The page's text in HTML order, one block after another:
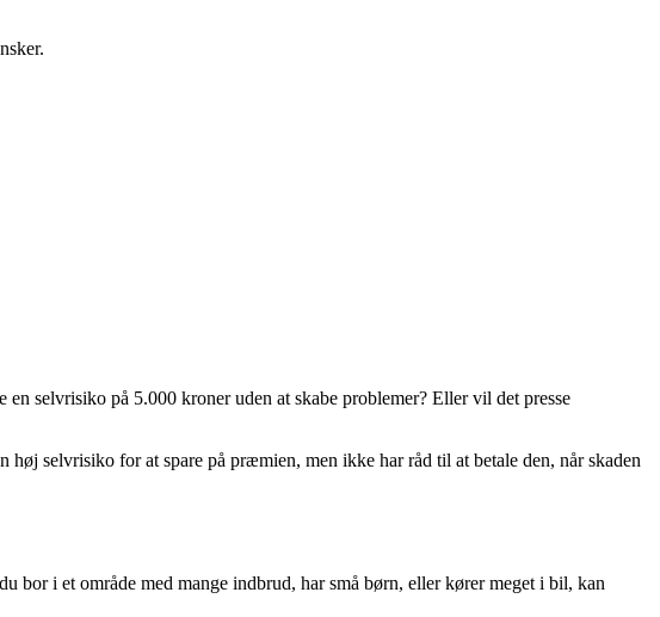
selvrisiko på 5.000 kroner uden at skabe problemer? Eller vil det presse
selvrisiko for at spare på præmien, men ikke har råd til at betale den, når skaden
bor i et område med mange indbrud, har små børn, eller kører meget i bil, kan